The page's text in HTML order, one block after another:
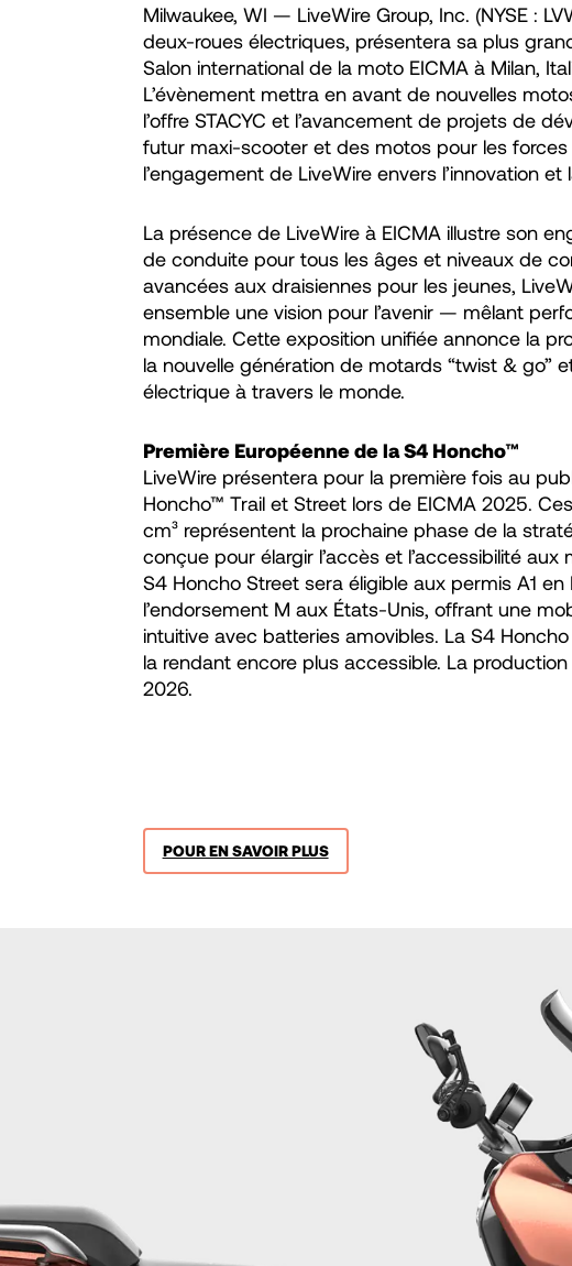
Milwaukee, WI — LiveWire Group, Inc. (NYSE :
deux-roues électriques, présentera sa plus
Salon international de la moto EICMA à Milan,
L’évènement mettra en avant de nouvelles
l’offre STACYC et l’avancement de projets de
futur maxi-scooter et des motos pour les forces
l’engagement de LiveWire envers l’innovation
La présence de LiveWire à EICMA illustre son
de conduite pour tous les âges et niveaux de
avancées aux draisiennes pour les jeunes,
ensemble une vision pour l’avenir — mêlant
mondiale. Cette exposition unifiée annonce la
la nouvelle génération de motards “twist & go”
électrique à travers le monde.
Première Européenne de la S4 Honcho™
LiveWire présentera pour la première fois au
Honcho™ Trail et Street lors de EICMA 2025.
cm³ représentent la prochaine phase de la
conçue pour élargir l’accès et l’accessibilité
S4 Honcho Street sera éligible aux permis A1
l’endorsement M aux États-Unis, offrant une
intuitive avec batteries amovibles. La S4
la rendant encore plus accessible. La
2026.
POUR EN SAVOIR PLUS